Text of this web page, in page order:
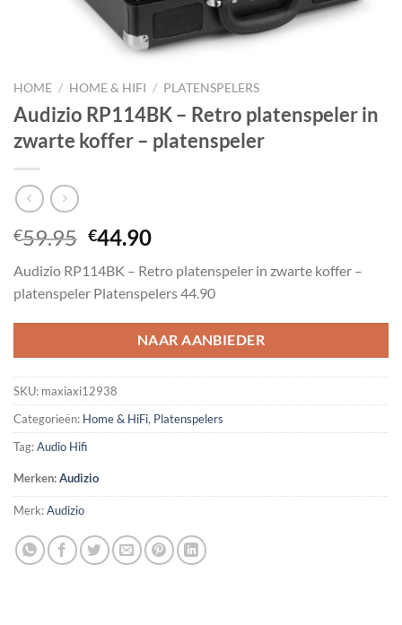
HOME / HOME & HIFI / PLATENSPELERS
Audizio RP114BK – Retro platenspeler in
zwarte koffer – platenspeler
€59.95 Oorspronkelijke
was:
€59.95.
€44.90Huidige
is:
€44.90.
Audizio RP114BK – Retro platenspeler in zwarte koffer –
platenspeler Platenspelers 44.90
NAAR AANBIEDER
SKU: maxiaxi12938
Categorieën: Home & HiFi, Platenspelers
Tag:Audio Hifi
Merken:Audizio
Merk:Audizio